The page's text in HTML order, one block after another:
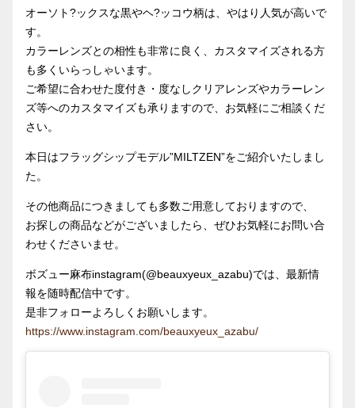
オーソト?ックスな黒やヘ?ッコウ柄は、やはり人気が高いで
す。
カラーレンズとの相性も非常に良く、カスタマイズされる方
も多くいらっしゃいます。
ご希望に合わせた度付き・度なしクリアレンズやカラーレン
ズ等へのカスタマイズも承りますので、お気軽にご相談くだ
さい。
本日はフラッグシップモデル”MILTZEN”をご紹介いたしまし
た。
その他商品につきましても多数ご用意しておりますので、
お探しの商品などがございましたら、ぜひお気軽にお問い合
わせくださいませ。
ボズュー麻布instagram(@beauxyeux_azabu)では、最新情
報を随時配信中です。
是非フォローよろしくお願いします。
https://www.instagram.com/beauxyeux_azabu/